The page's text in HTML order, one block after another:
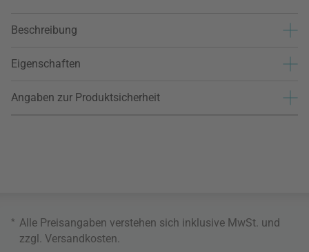
Beschreibung
Eigenschaften
Angaben zur Produktsicherheit
* Alle Preisangaben verstehen sich inklusive MwSt. und
zzgl. Versandkosten